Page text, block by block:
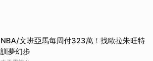
NBA/文班亞馬每周付323萬！找歐拉朱旺特
訓夢幻步